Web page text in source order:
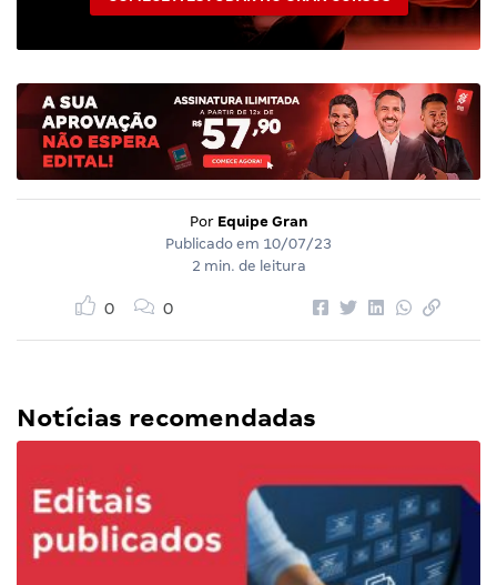
Por Equipe Gran
Publicado em 10/07/23
2 min. de leitura
0 0
Notícias recomendadas